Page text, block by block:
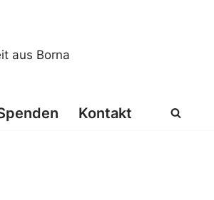
aus Borna
Kontakt